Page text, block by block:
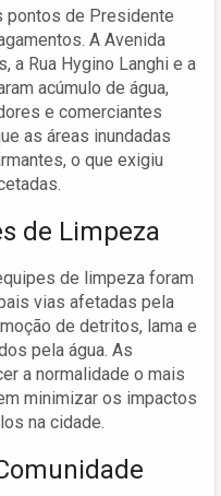
pontos de Presidente
A Avenida
a Rua Hygino Langhi e a
acúmulo de água,
e comerciantes
as áreas inundadas
o que exigiu
de Limpeza
de limpeza foram
vias afetadas pela
de detritos, lama e
pela água. As
a normalidade o mais
minimizar os impactos
na cidade.